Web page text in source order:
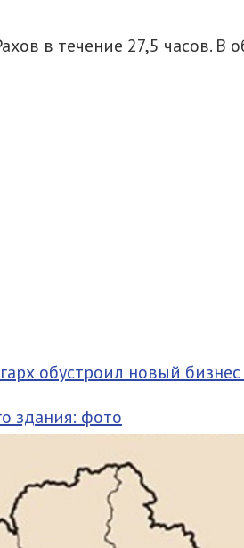
в течение 27,5 часов.
обустроил новый бизнес
здания: фото